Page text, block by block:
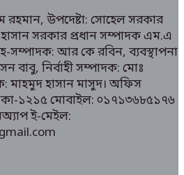
রহমান, উপদেষ্টা: সোহেল সরকার
সরকার প্রধান সম্পাদক এম.এ
সম্পাদক: আর কে রবিন, ব্যবস্থাপনা
বাবু, নির্বাহী সম্পাদক: মোঃ
মাহমুদ হাসান মাসুদ। অফিস
১২১৫ মোবাইল: ০১৭১৩৬৮৫১৭৬
ই-মেইল: